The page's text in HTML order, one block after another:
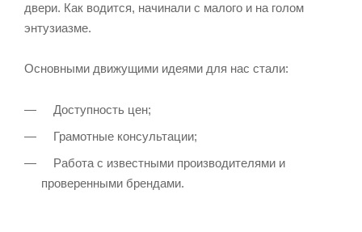
двери. Как водится, начинали с малого и на голом
энтузиазме.
Основными движущими идеями для нас стали:
Доступность цен;
Грамотные консультации;
Работа с известными производителями и
проверенными брендами.